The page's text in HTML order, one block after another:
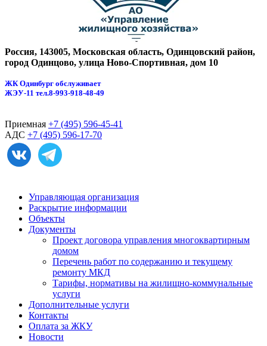
Россия, 143005, Московская область, Одинцовский район,
город Одинцово, улица Ново-Спортивная, дом 10
ЖК Одинбург обслуживает
ЖЭУ-11 тел.8-993-918-48-49
Приемная +7 (495) 596-45-41
АДС +7 (495) 596-17-70
Управляющая организация
Раскрытие информации
Объекты
Документы
Проект договора управления многоквартирным
домом
Перечень работ по содержанию и текущему
ремонту МКД
Тарифы, нормативы на жилищно-коммунальные
услуги
Дополнительные услуги
Контакты
Оплата за ЖКУ
Новости